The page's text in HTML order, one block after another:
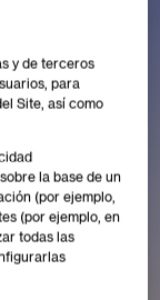
y de terceros
para
Site, así como
la base de un
(por ejemplo,
(por ejemplo, en
todas las